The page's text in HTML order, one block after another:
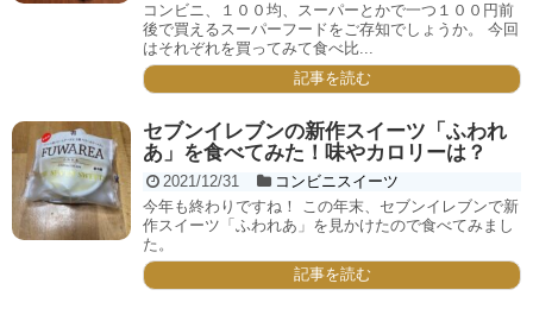
コンビニ、１００均、スーパーとかで一つ１００円前
後で買えるスーパーフードをご存知でしょうか。 今回
はそれぞれを買ってみて食べ比...
記事を読む
セブンイレブンの新作スイーツ「ふわれ
あ」を食べてみた！味やカロリーは？
2021/12/31
コンビニスイーツ
今年も終わりですね！ この年末、セブンイレブンで新
作スイーツ「ふわれあ」を見かけたので食べてみまし
た。
記事を読む